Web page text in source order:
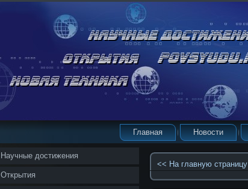
Главная Новости
Научные достижения
Открытия
<< На главную страницу